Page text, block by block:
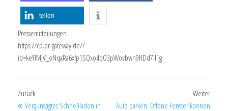
teilen
Pressemitteilungen
https://cp.pr-gateway.de/?
id=keYlMJV_oNqaRa6xfp1SQxo4qO3pWovbwn9HDd7Il1g
Zurück
Vergünstigtes Schnellladen in
Weiter
Auto parken: Offene Fenster können